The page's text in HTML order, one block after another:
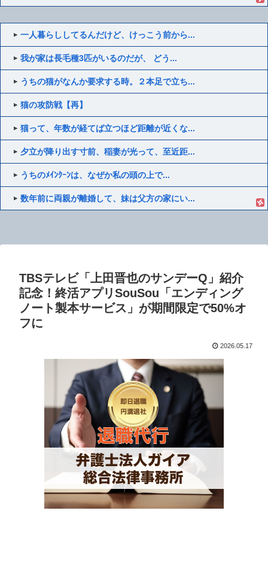
一人暮らししてるんだけど、けっこう前から...
我が家は長毛種3匹がいるのだが、 どう...
うちの猫がなんか要求する時。２本足で立ち...
猫の攻防戦【再】
猫って、年数が経てば立つほど距離が近くな...
夕立が降り出す寸前、稲妻が光って、至近距...
うちのﾒｲﾝｸｰﾝは、なぜか私の頭の上で...
数年前に両親が離婚して、妹は父方の家にい...
TBSテレビ「上田晋也のサンデーQ」紹介
記念！終活アプリSouSou「エンディング
ノート製本サービス」が期間限定で50%オ
フに
2026.05.17